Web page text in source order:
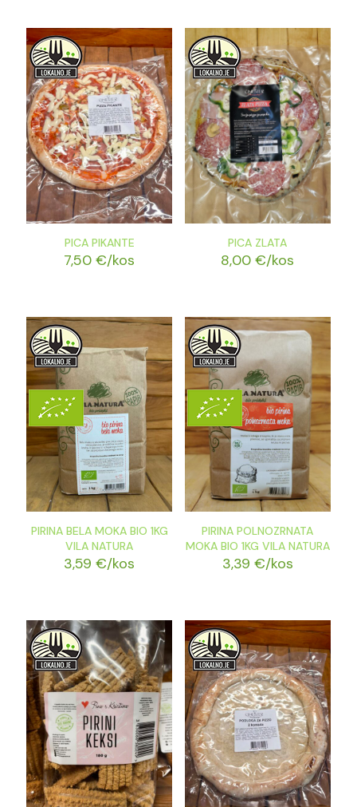
PICA PIKANTE
7,50€/kos
PICA ZLATA
8,00€/kos
PIRINA BELA MOKA BIO 1KG
VILA NATURA
3,59€/kos
PIRINA POLNOZRNATA
MOKA BIO 1KG VILA NATURA
3,39 €/kos